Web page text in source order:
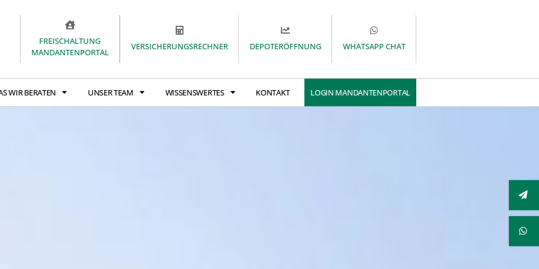
FREISCHALTUNG
MANDANTENPORTAL
VERSICHERUNGSRECHNER DEPOTERÖFFNUNG WHATSAPP CHAT
WIR BERATEN UNSER TEAM WISSENSWERTES KONTAKT LOGIN MANDANTENPORTAL